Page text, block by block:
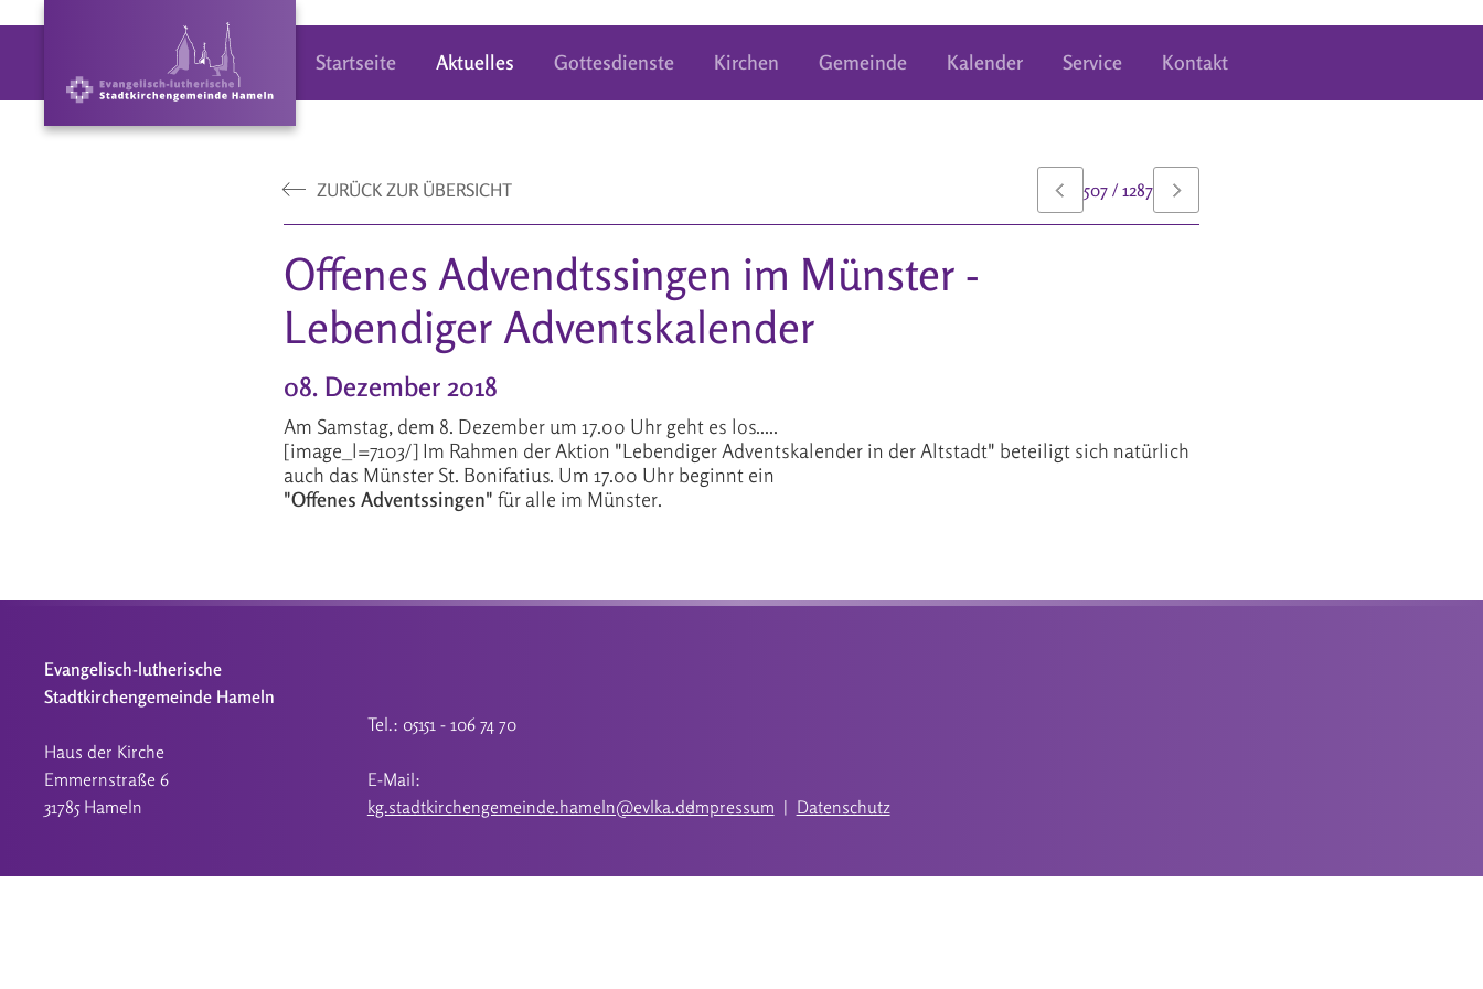
Startseite Aktuelles Gottesdienste Kirchen Gemeinde Kalender Service Kontakt
507 / 1287
ZURÜCK ZUR ÜBERSICHT
Offenes Advendtssingen im Münster -
Lebendiger Adventskalender
08. Dezember 2018
Am Samstag, dem 8. Dezember um 17.00 Uhr geht es los.....
[image_l=7103/] Im Rahmen der Aktion "Lebendiger Adventskalender in der Altstadt" beteiligt sich natürlich
auch das Münster St. Bonifatius. Um 17.00 Uhr beginnt ein
"Offenes Adventssingen" für alle im Münster.
Evangelisch-lutherische
Stadtkirchengemeinde Hameln
Haus der Kirche
Emmernstraße 6
31785 Hameln
Tel.: 05151 - 106 74 70
E-Mail:
kg.stadtkirchengemeinde.hameln@evlka.deImpressum | Datenschutz